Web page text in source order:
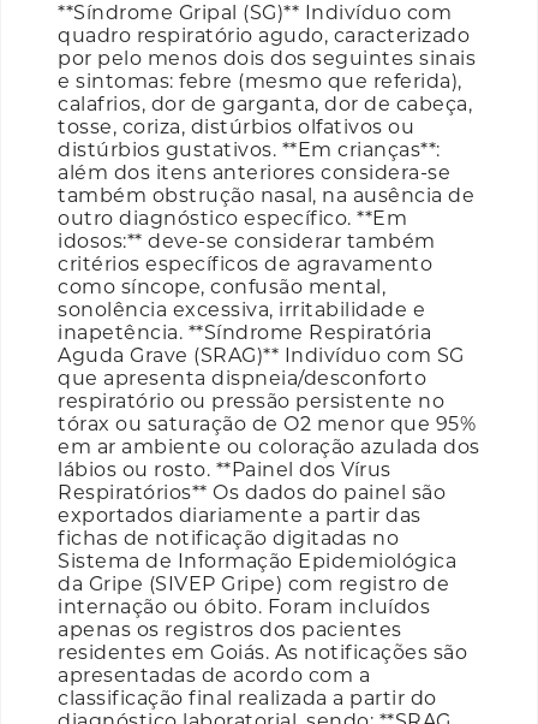
**Síndrome Gripal (SG)** Indivíduo com
quadro respiratório agudo, caracterizado
por pelo menos dois dos seguintes sinais
e sintomas: febre (mesmo que referida),
calafrios, dor de garganta, dor de cabeça,
tosse, coriza, distúrbios olfativos ou
distúrbios gustativos. **Em crianças**:
além dos itens anteriores considera-se
também obstrução nasal, na ausência de
outro diagnóstico específico. **Em
idosos:** deve-se considerar também
critérios específicos de agravamento
como síncope, confusão mental,
sonolência excessiva, irritabilidade e
inapetência. **Síndrome Respiratória
Aguda Grave (SRAG)** Indivíduo com SG
que apresenta dispneia/desconforto
respiratório ou pressão persistente no
tórax ou saturação de O2 menor que 95%
em ar ambiente ou coloração azulada dos
lábios ou rosto. **Painel dos Vírus
Respiratórios** Os dados do painel são
exportados diariamente a partir das
fichas de notificação digitadas no
Sistema de Informação Epidemiológica
da Gripe (SIVEP Gripe) com registro de
internação ou óbito. Foram incluídos
apenas os registros dos pacientes
residentes em Goiás. As notificações são
apresentadas de acordo com a
classificação final realizada a partir do